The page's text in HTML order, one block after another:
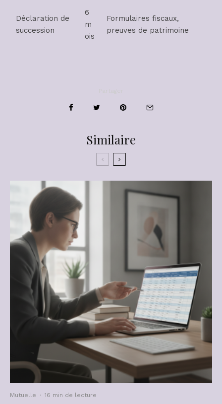
Déclaration de
succession
6
m
ois
Formulaires fiscaux,
preuves de patrimoine
Similaire
Mutuelle · 16 min de lecture